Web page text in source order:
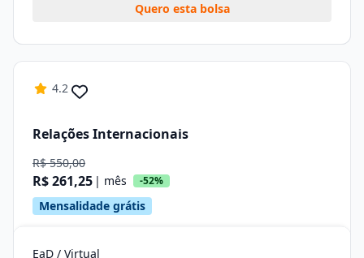
Quero esta bolsa
4.2
Relações Internacionais
R$ 550,00
R$ 261,25 | mês -52%
Mensalidade grátis
EaD / Virtual